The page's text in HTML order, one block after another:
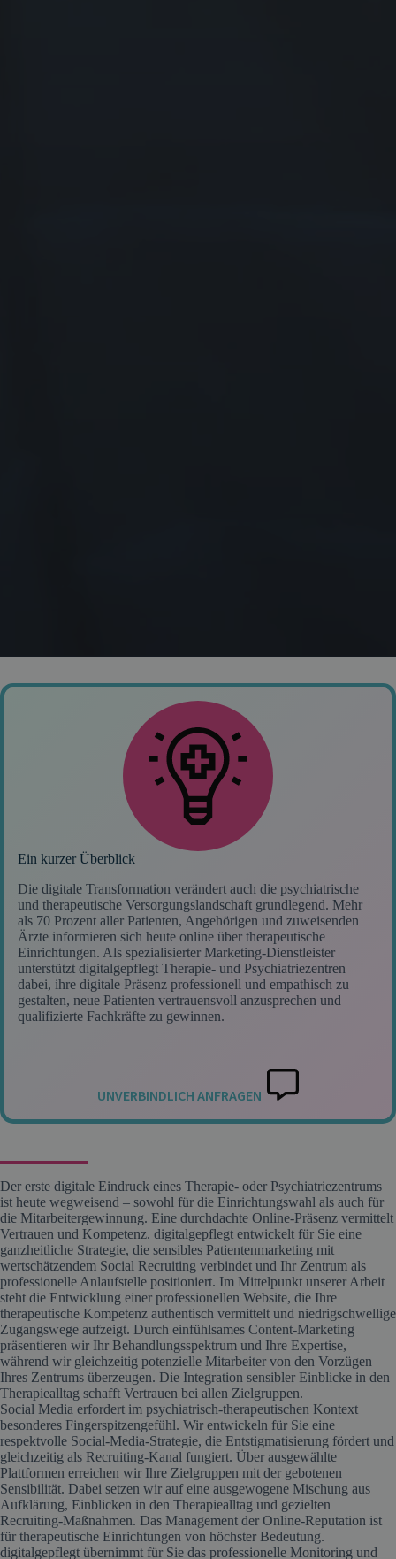
Ein kurzer Überblick
Die digitale Transformation verändert auch die psychiatrische
und therapeutische Versorgungslandschaft grundlegend. Mehr
als 70 Prozent aller Patienten, Angehörigen und zuweisenden
Ärzte informieren sich heute online über therapeutische
Einrichtungen. Als spezialisierter Marketing-Dienstleister
unterstützt digitalgepflegt Therapie- und Psychiatriezentren
dabei, ihre digitale Präsenz professionell und empathisch zu
gestalten, neue Patienten vertrauensvoll anzusprechen und
qualifizierte Fachkräfte zu gewinnen.
UNVERBINDLICH ANFRAGEN
Der erste digitale Eindruck eines Therapie- oder Psychiatriezentrums
ist heute wegweisend – sowohl für die Einrichtungswahl als auch für
die Mitarbeitergewinnung. Eine durchdachte Online-Präsenz vermittelt
Vertrauen und Kompetenz. digitalgepflegt entwickelt für Sie eine
ganzheitliche Strategie, die sensibles Patientenmarketing mit
wertschätzendem Social Recruiting verbindet und Ihr Zentrum als
professionelle Anlaufstelle positioniert. Im Mittelpunkt unserer Arbeit
steht die Entwicklung einer professionellen Website, die Ihre
therapeutische Kompetenz authentisch vermittelt und niedrigschwellige
Zugangswege aufzeigt. Durch einfühlsames Content-Marketing
präsentieren wir Ihr Behandlungsspektrum und Ihre Expertise,
während wir gleichzeitig potenzielle Mitarbeiter von den Vorzügen
Ihres Zentrums überzeugen. Die Integration sensibler Einblicke in den
Therapiealltag schafft Vertrauen bei allen Zielgruppen.
Social Media erfordert im psychiatrisch-therapeutischen Kontext
besonderes Fingerspitzengefühl. Wir entwickeln für Sie eine
respektvolle Social-Media-Strategie, die Entstigmatisierung fördert und
gleichzeitig als Recruiting-Kanal fungiert. Über ausgewählte
Plattformen erreichen wir Ihre Zielgruppen mit der gebotenen
Sensibilität. Dabei setzen wir auf eine ausgewogene Mischung aus
Aufklärung, Einblicken in den Therapiealltag und gezielten
Recruiting-Maßnahmen. Das Management der Online-Reputation ist
für therapeutische Einrichtungen von höchster Bedeutung.
digitalgepflegt übernimmt für Sie das professionelle Monitoring und